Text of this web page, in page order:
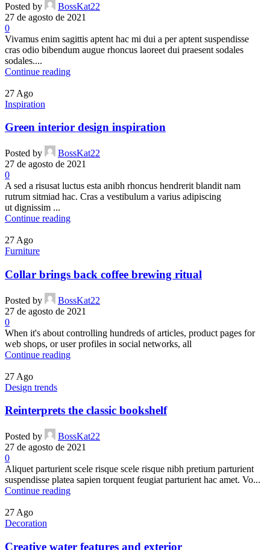
Posted by
BossKat22
27 de agosto de 2021
0
Vivamus enim sagittis aptent hac mi dui a per aptent suspendisse
cras odio bibendum augue rhoncus laoreet dui praesent sodales
sodales....
Continue reading
27 Ago
Inspiration
Green interior design inspiration
Posted by
BossKat22
27 de agosto de 2021
0
A sed a risusat luctus esta anibh rhoncus hendrerit blandit nam
rutrum sitmiad hac. Cras a vestibulum a varius adipiscing
ut dignissim ...
Continue reading
27 Ago
Furniture
Collar brings back coffee brewing ritual
Posted by
BossKat22
27 de agosto de 2021
0
When it's about controlling hundreds of articles, product pages for
web shops, or user profiles in social networks, all
Continue reading
27 Ago
Design trends
Reinterprets the classic bookshelf
Posted by
BossKat22
27 de agosto de 2021
0
Aliquet parturient scele risque scele risque nibh pretium parturient
suspendisse platea sapien torquent feugiat parturient hac amet. Vo...
Continue reading
27 Ago
Decoration
Creative water features and exterior